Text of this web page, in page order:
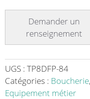
de
à
UGS : TP8DFP-84
Catégories : Boucherie,
Equipement métier